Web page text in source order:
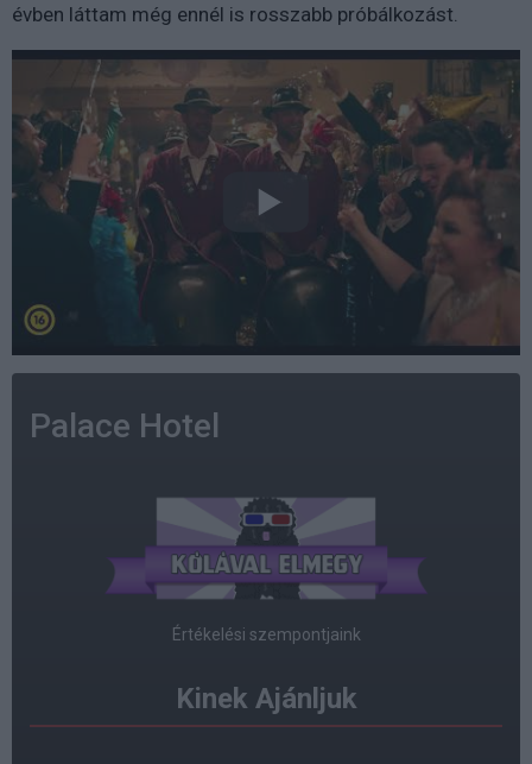
évben láttam még ennél is rosszabb próbálkozást.
Palace Hotel
Értékelési szempontjaink
Kinek Ajánljuk